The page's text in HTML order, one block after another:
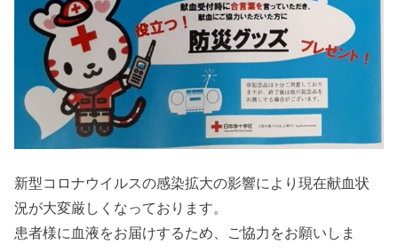
新型コロナウイルスの感染拡大の影響により現在献血状
況が大変厳しくなっております。
患者様に血液をお届けするため、ご協力をお願いしま